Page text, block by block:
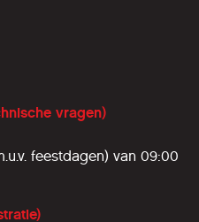
vragen)
feestdagen) van 09:00